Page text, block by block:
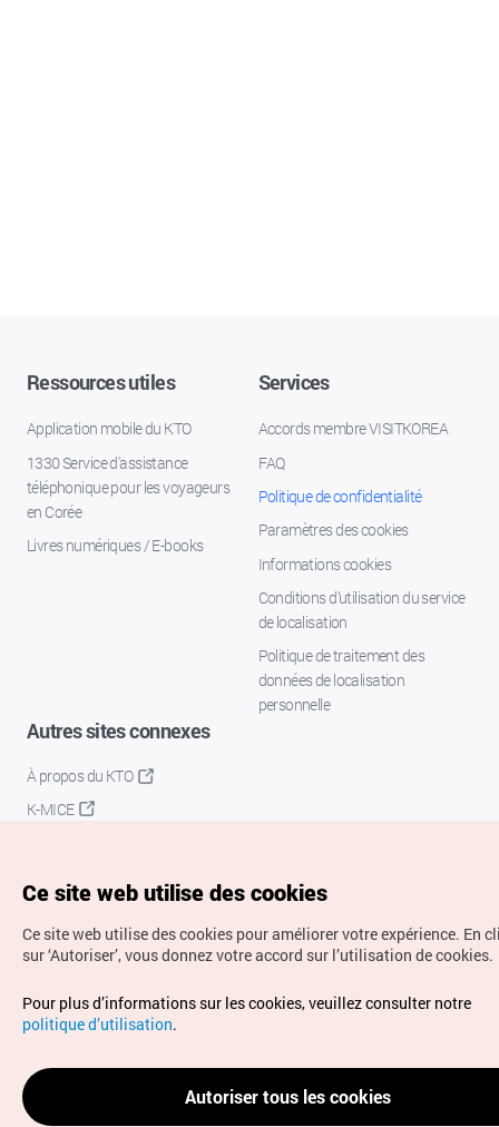
Ressources utiles
Application mobile du KTO
1330 Service d'assistance
téléphonique pour les voyageurs
en Corée
Livres numériques / E-books
Services
Accords membre VISITKOREA
FAQ
Politique de confidentialité
Paramètres des cookies
Informations cookies
Conditions d’utilisation du service
de localisation
Politique de traitement des
données de localisation
personnelle
Autres sites connexes
À propos du KTO
K-MICE
Droits d’auteur (c) Office National du Tourisme en Corée.
Tous droits réservés.
Pour les rapports d'erreurs et demandes de renseignements,
adressez vos demandes à
info.ontc@gmail.com
Ce site web utilise des cookies
Ce site web utilise des cookies pour améliorer votre expérience. En
sur ‘Autoriser’, vous donnez votre accord sur l’utilisation de cookies.
Pour plus d’informations sur les cookies, veuillez consulter notre
politique d’utilisation.
Autoriser tous les cookies